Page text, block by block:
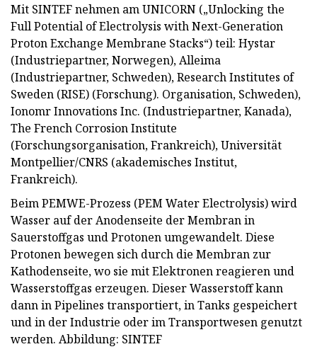
Mit SINTEF nehmen am UNICORN („Unlocking the
Full Potential of Electrolysis with Next-Generation
Proton Exchange Membrane Stacks“) teil: Hystar
(Industriepartner, Norwegen), Alleima
(Industriepartner, Schweden), Research Institutes of
Sweden (RISE) (Forschung). Organisation, Schweden),
Ionomr Innovations Inc. (Industriepartner, Kanada),
The French Corrosion Institute
(Forschungsorganisation, Frankreich), Universität
Montpellier/CNRS (akademisches Institut,
Frankreich).
Beim PEMWE-Prozess (PEM Water Electrolysis) wird
Wasser auf der Anodenseite der Membran in
Sauerstoffgas und Protonen umgewandelt. Diese
Protonen bewegen sich durch die Membran zur
Kathodenseite, wo sie mit Elektronen reagieren und
Wasserstoffgas erzeugen. Dieser Wasserstoff kann
dann in Pipelines transportiert, in Tanks gespeichert
und in der Industrie oder im Transportwesen genutzt
werden. Abbildung: SINTEF